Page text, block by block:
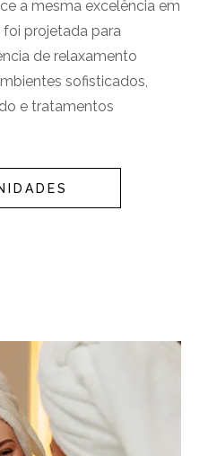
a mesma excelência em
foi projetada para
de relaxamento
sofisticados,
e tratamentos